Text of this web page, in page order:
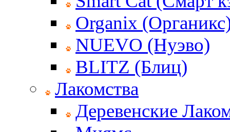
Organix
NUEVO (Нуэво)
BLITZ (Блиц)
Лакомства
Деревенские